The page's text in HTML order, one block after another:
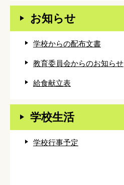
お知らせ
学校からの配布文書
教育委員会からのお知らせ
給食献立表
学校生活
学校行事予定